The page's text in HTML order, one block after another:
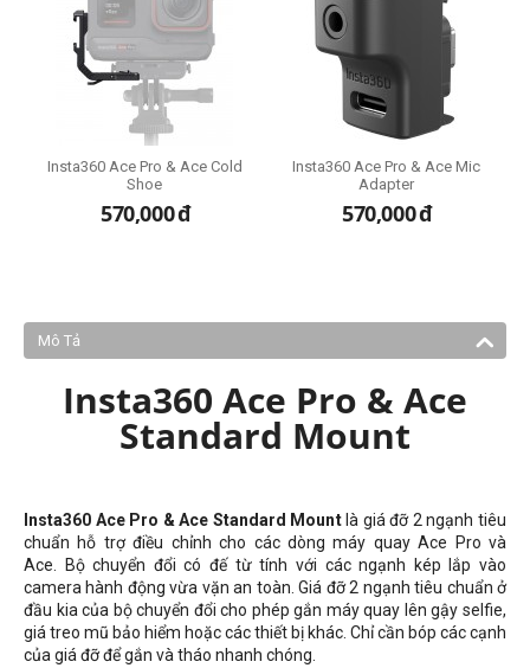
Insta360 Ace Pro & Ace Cold
Shoe
570,000đ
Insta360 Ace Pro & Ace Mic
Adapter
570,000đ
Mô Tả
Insta360 Ace Pro & Ace
Standard Mount
Insta360 Ace Pro & Ace Standard Mountlà giá đỡ 2 ngạnh tiêu
chuẩn hỗ trợ điều chỉnh cho các dòng máy quay Ace Pro và
Ace. Bộ chuyển đổi có đế từ tính với các ngạnh kép lắp vào
camera hành động vừa vặn an toàn. Giá đỡ 2 ngạnh tiêu chuẩn ở
đầu kia của bộ chuyển đổi cho phép gắn máy quay lên gậy selfie,
giá treo mũ bảo hiểm hoặc các thiết bị khác. Chỉ cần bóp các cạnh
của giá đỡ để gắn và tháo nhanh chóng.